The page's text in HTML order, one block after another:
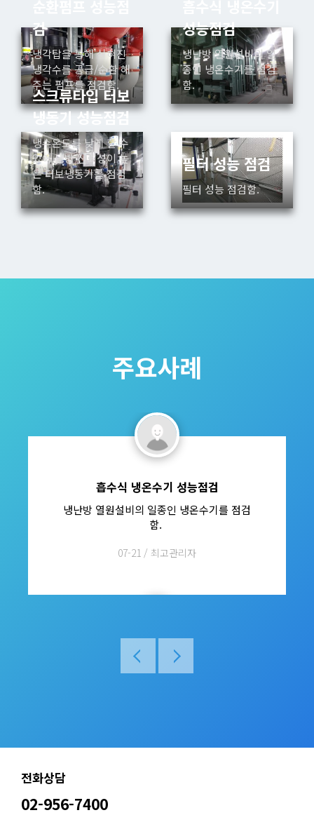
검
냉각탑을 통해 식혀진
냉각수를 공급/순환 해
주는 펌프를 점검함.
성능점검
냉난방 열원설비의 일
종인 냉온수기를 점검
함.
스크류타입 터보
냉동기 성능점검
냉수온도를 낮게 할 수
있어 냉방 신뢰성이 높
은 터보냉동기를 점검
함.
필터 성능 점검
필터 성능 점검함.
주요사례
흡수식 냉온수기 성능점검
냉난방 열원설비의 일종인 냉온수기를 점검
함.
07-21 / 최고관리자
전화상담
02-956-7400